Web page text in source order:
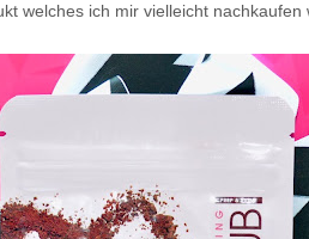
welches ich mir vielleicht nachkaufen